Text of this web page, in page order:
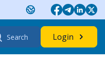
Login